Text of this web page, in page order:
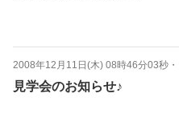
2008年12月11日(木) 08時46分03秒 ・
見学会のお知らせ♪